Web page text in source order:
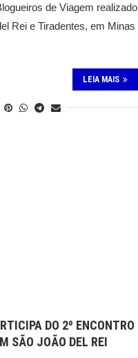
de Viagem realizado
Rei e Tiradentes, em Minas
LEIA MAIS
DO 2º ENCONTRO
SÃO JOÃO DEL REI